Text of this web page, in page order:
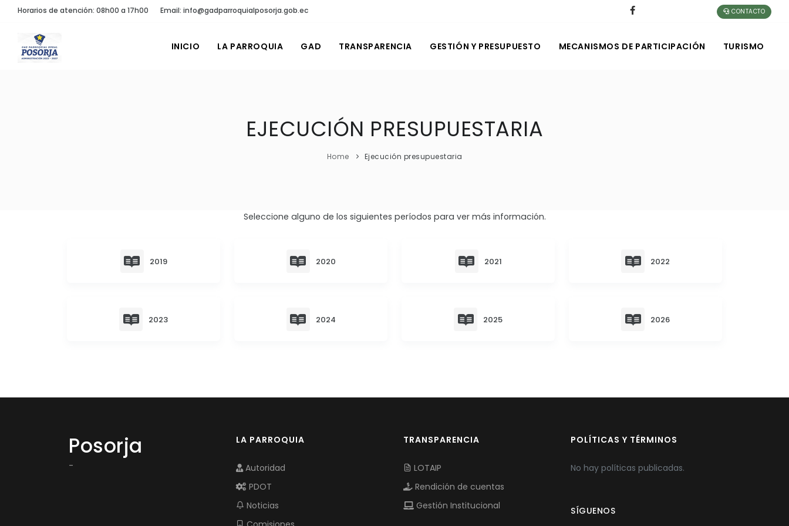
Horarios de atención: 08h00 a 17h00 Email: info@gadparroquialposorja.gob.ec CONTACTO
INICIO LA PARROQUIA GAD TRANSPARENCIA GESTIÓN Y PRESUPUESTO MECANISMOS DE PARTICIPACIÓN TURISMO
EJECUCIÓN PRESUPUESTARIA
Home Ejecución presupuestaria
Seleccione alguno de los siguientes períodos para ver más información.
2019 2020 2021 2022
2023 2024 2025 2026
Posorja
-
LA PARROQUIA
Autoridad
PDOT
Noticias
TRANSPARENCIA
LOTAIP
Rendición de cuentas
Gestión Institucional
POLÍTICAS Y TÉRMINOS
No hay políticas publicadas.
SÍGUENOS